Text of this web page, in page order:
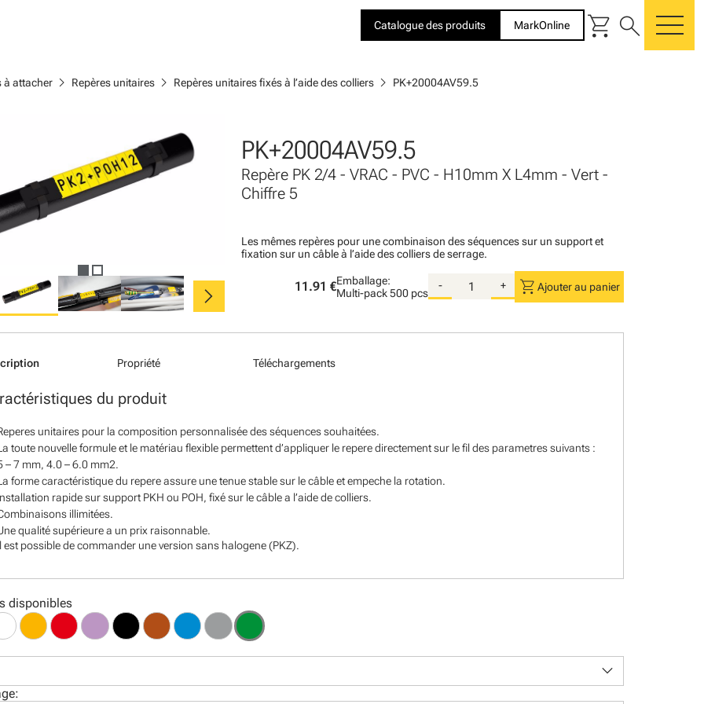
Catalogue des produits MarkOnline shopping_cart search
à attacher chevron_right Repères unitaires chevron_right Repères unitaires fixés à l’aide des colliers chevron_right PK+20004AV59.5
chevron_right
PK+20004AV59.5
Repère PK 2/4 - VRAC - PVC - H10mm X L4mm - Vert -
Chiffre 5
Les mêmes repères pour une combinaison des séquences sur un support et
fixation sur un câble à l’aide des colliers de serrage.
11.91 €Emballage:
Multi-pack500 pcs
- + shopping_cart Ajouter au panier
Propriété Téléchargements
du produit
unitaires pour la composition personnalisée des séquences souhaitées.
toute nouvelle formule et le matériau flexible permettent d’appliquer le repere directement sur le fil des parametres suivants :
– 7 mm, 4.0 – 6.0 mm2.
forme caractéristique du repere assure une tenue stable sur le câble et empeche la rotation.
rapide sur support PKH ou POH, fixé sur le câble a l’aide de colliers.
illimitées.
qualité supérieure a un prix raisonnable.
est possible de commander une version sans halogene (PKZ).
disponibles
keyboard_arrow_down